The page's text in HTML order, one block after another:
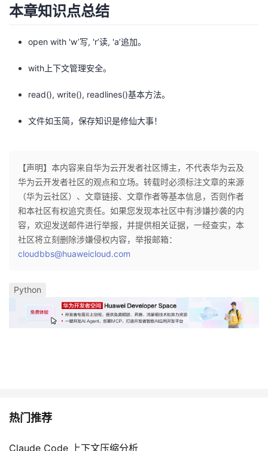
本章知识点总结
open with 'w’写, 'r’读, 'a’追加。
with上下文管理安全。
read(), write(), readlines()基本方法。
文件如玉简，保存知识是修仙大事！
【声明】本内容来自华为云开发者社区博主，不代表华为云及
华为云开发者社区的观点和立场。转载时必须标注文章的来源
（华为云社区）、文章链接、文章作者等基本信息，否则作者
和本社区有权追究责任。如果您发现本社区中有涉嫌抄袭的内
容，欢迎发送邮件进行举报，并提供相关证据，一经查实，本
社区将立刻删除涉嫌侵权内容，举报邮箱：
cloudbbs@huaweicloud.com
Python
热门推荐
Claude Code 上下文压缩分析